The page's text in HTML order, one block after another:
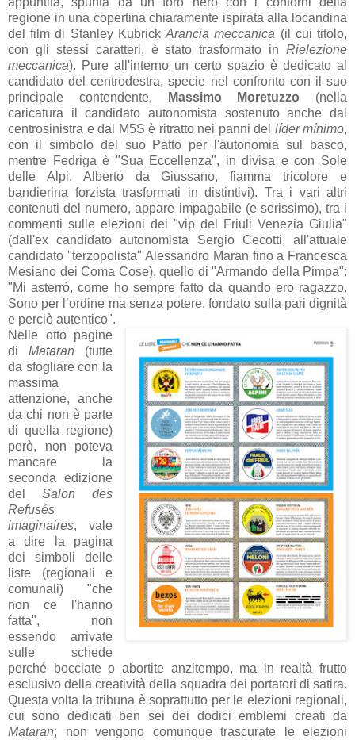
regione in una copertina chiaramente ispirata alla locandina
del film di Stanley KubrickArancia meccanica (il cui titolo,
con gli stessi caratteri, è stato trasformato in Rielezione
meccanica). Pure all'interno un certo spazio è dedicato al
candidato del centrodestra, specie nel confronto con il suo
principale contendente,
Massimo Moretuzzo (nella
caricatura il candidatoautonomista sostenutoanche dal
centrosinistra e dal M5S è ritratto nei panni del líder mínimo,
con il simbolo del suo Patto per l'autonomia sul basco,
mentre Fedriga è "Sua Eccellenza", in divisa e con Sole
delle Alpi, Alberto da Giussano, fiamma tricolore e
bandierina forzista trasformati in distintivi). Tra i vari altri
contenuti del numero, appare impagabile (e serissimo), tra i
commenti sulle elezioni dei "vip del Friuli Venezia Giulia"
(dall'ex candidato autonomista Sergio Cecotti, all'attuale
candidato "terzopolista"Alessandro Maran finoa Francesca
Mesiano dei Coma Cose), quello di "Armando della Pimpa":
"Mi asterrò, come ho sempre fatto da quando ero ragazzo.
Sono per l’ordine ma senza potere, fondato sulla pari dignità
e perciò autentico".
Nelle otto pagine
diMataran (tutte
da sfogliare con la
massima
attenzione, anche
da chi non è parte
di quella regione)
però, non poteva
mancare la
seconda edizione
delSalon des
Refusés
imaginaires, vale
a dire la pagina
dei simboli delle
liste (regionali e
comunali) "che
non ce l'hanno
fatta", non
essendo arrivate
sulle schede
perché bocciate o abortite anzitempo, ma in realtà frutto
esclusivo della creatività della squadra dei portatori di satira.
Questa volta la tribuna è soprattutto per le elezioni regionali,
cui sono dedicati ben sei dei dodici emblemi creati da
Mataran; non vengono comunque trascurate le elezioni